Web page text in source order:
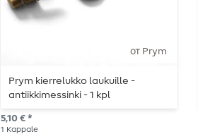
от Prym
Prym kierrelukko laukuille -
antiikkimessinki - 1 kpl
5,10 € *
1 Kappale